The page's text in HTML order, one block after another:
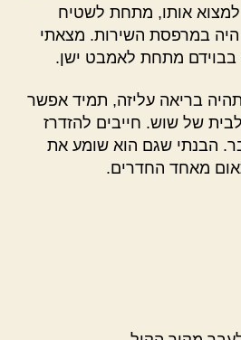
למצוא אותו, מתחת לשטיח
במרפסת השירות. מצאתי
מתחת לאמבט ישן.
בריאה עליזה, תמיד אפשר
של שוש. חייבים להזדרז
הבנתי שגם הוא שומע את
מאחד החדרים.